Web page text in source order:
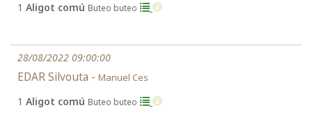
1 Aligot comú Buteo buteo
28/08/2022 09:00:00
EDAR Silvouta - Manuel Ces
1 Aligot comú Buteo buteo